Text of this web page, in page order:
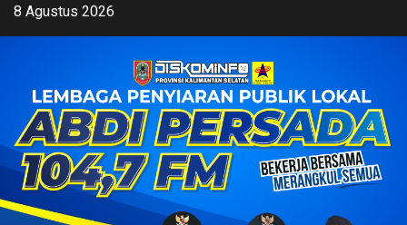
Skip8 Agustus 2026